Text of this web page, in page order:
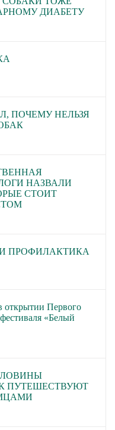
ДИАБЕТУ
ПОЧЕМУ НЕЛЬЗЯ
НАЗВАЛИ
СТОИТ
ПРОФИЛАКТИКА
открытии Первого
«Белый
ПУТЕШЕСТВУЮТ